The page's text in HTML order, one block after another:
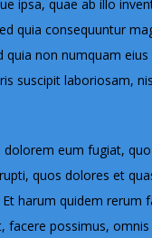
ipsa, quae ab illo
quia consequuntur
non numquam
suscipit laboriosam,
eum fugiat,
quos dolores et
harum quidem rerum
possimus,